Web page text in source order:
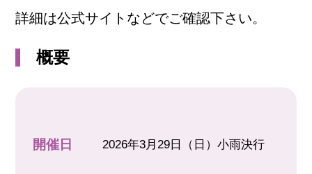
詳細は公式サイトなどでご確認下さい。
概要
開催日 2026年3月29日（日）小雨決行